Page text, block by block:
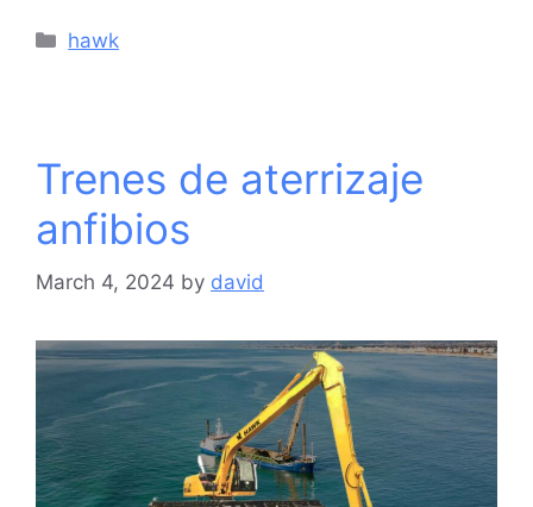
hawk
Trenes de aterrizaje
anfibios
March 4, 2024 by david